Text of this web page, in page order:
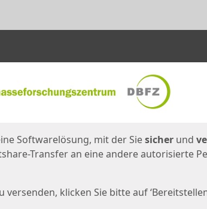
Softwarelösung, mit der Siesicher und
Transfer an eine andere autorisierte
versenden, klicken Sie bitte auf